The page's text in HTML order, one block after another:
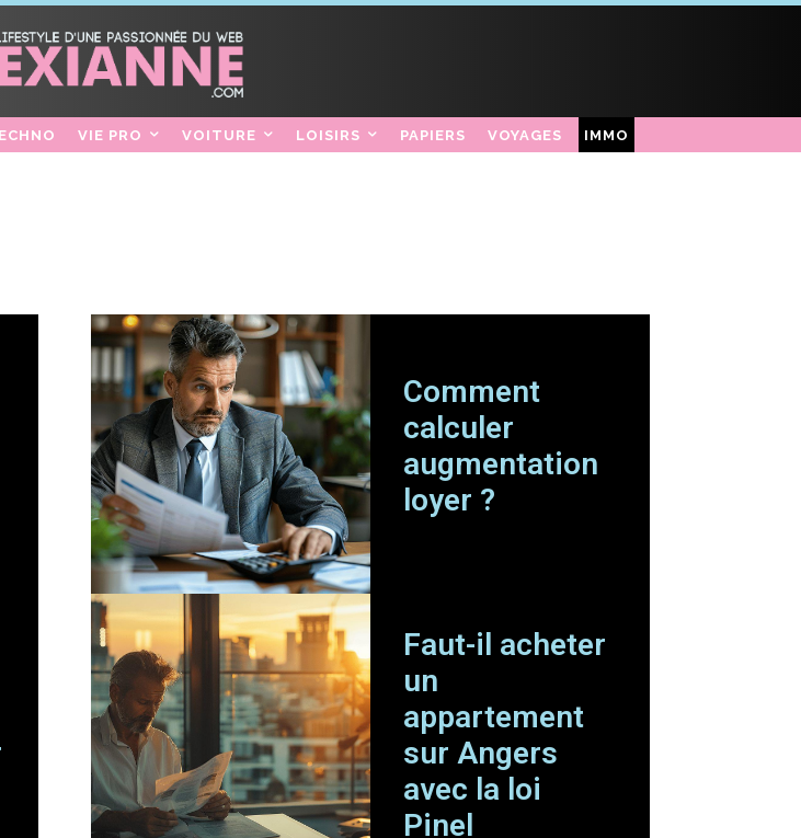
VIE PRO VOITURE LOISIRS PAPIERS VOYAGES IMMO
Comment
calculer
augmentation
loyer ?
Faut-il acheter
un
appartement
sur Angers
avec la loi
Pinel